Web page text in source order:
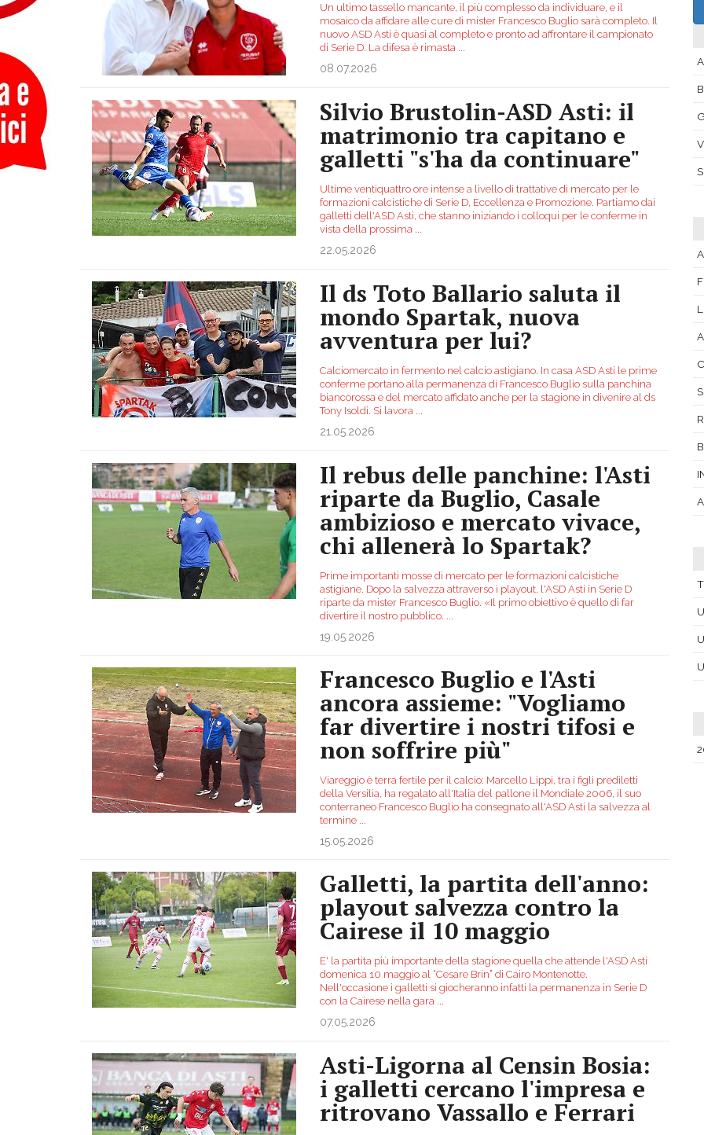
Un ultimo tassello mancante, il più complesso da individuare, e il
mosaico da affidare alle cure di mister Francesco Buglio sarà completo. Il
nuovo ASD Asti è quasi al completo e pronto ad affrontare il campionato
di Serie D. La difesa è rimasta
08.07.2026
Silvio Brustolin-ASD Asti: il
matrimonio tra capitano e
galletti "s'ha da continuare"
Ultime ventiquattro ore intense a livello di trattative di mercato per le
formazioni calcistiche di Serie D, Eccellenza e Promozione. Partiamo dai
galletti dell'ASD Asti, che stanno iniziando i colloqui per le conferme in
vista della prossima
22.05.2026
Il ds Toto Ballario saluta il
mondo Spartak, nuova
avventura per lui?
Calciomercato in fermento nel calcio astigiano. In casa ASD Asti le prime
conferme portano alla permanenza di Francesco Buglio sulla panchina
biancorossa e del mercato affidato anche per la stagione in divenire al ds
Tony Isoldi. Si lavora
21.05.2026
Il rebus delle panchine: l'Asti
riparte da Buglio, Casale
ambizioso e mercato vivace,
chi allenerà lo Spartak?
Prime importanti mosse di mercato per le formazioni calcistiche
astigiane. Dopo la salvezza attraverso i playout, l'ASD Asti in Serie D
riparte da mister Francesco Buglio. «Il primo obiettivo è quello di far
divertire il nostro pubblico.
19.05.2026
Francesco Buglio e l'Asti
ancora assieme: "Vogliamo
far divertire i nostri tifosi e
non soffrire più"
Viareggio è terra fertile per il calcio: Marcello Lippi, tra i figli prediletti
della Versilia, ha regalato all'Italia del pallone il Mondiale 2006, il suo
conterraneo Francesco Buglio ha consegnato all'ASD Asti la salvezza al
termine
15.05.2026
Galletti, la partita dell'anno:
playout salvezza contro la
Cairese il 10 maggio
E' la partita più importante della stagione quella che attende l'ASD Asti
domenica 10 maggio al “Cesare Brin” di Cairo Montenotte.
Nell'occasione i galletti si giocheranno infatti la permanenza in Serie D
con la Cairese nella gara
07.05.2026
Asti-Ligorna al Censin Bosia:
i galletti cercano l'impresa e
ritrovano Vassallo e Ferrari